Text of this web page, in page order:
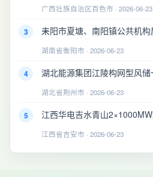
广西壮族自治区百色市 · 2026-06-23
3 耒阳市夏塘、南阳镇公共机
湖南省衡阳市 · 2026-06-23
4 湖北能源集团江陵构网型风
湖北省荆州市 · 2026-06-23
5 江西华电吉水青山
江西省吉安市 · 2026-06-23